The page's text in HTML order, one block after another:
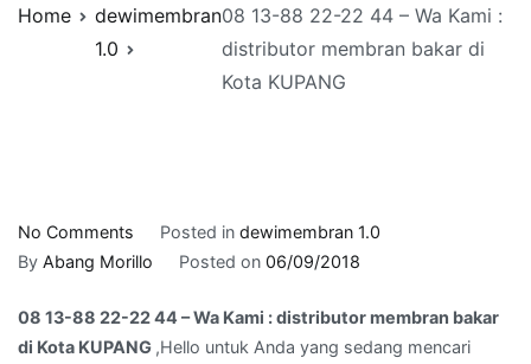
Home
dewimembran
1.0
08 13-88 22-22 44 – Wa Kami :
distributor membran bakar di
Kota KUPANG
No Comments
08
88
22-
Posted in dewimembran 1.0
By Abang Morillo Posted on 06/09/2018
08 13-88 22-22 44 – Wa Kami : distributor membran bakar
di Kota KUPANG ,Hello untuk Anda yang sedang mencari